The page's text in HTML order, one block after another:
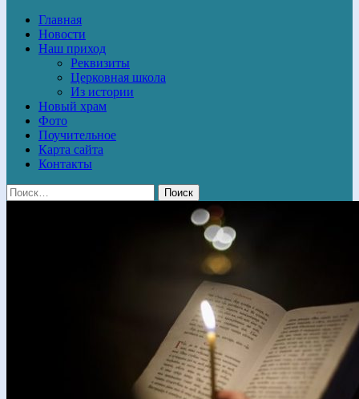
Главная
Новости
Наш приход
Реквизиты
Церковная школа
Из истории
Новый храм
Фото
Поучительное
Карта сайта
Контакты